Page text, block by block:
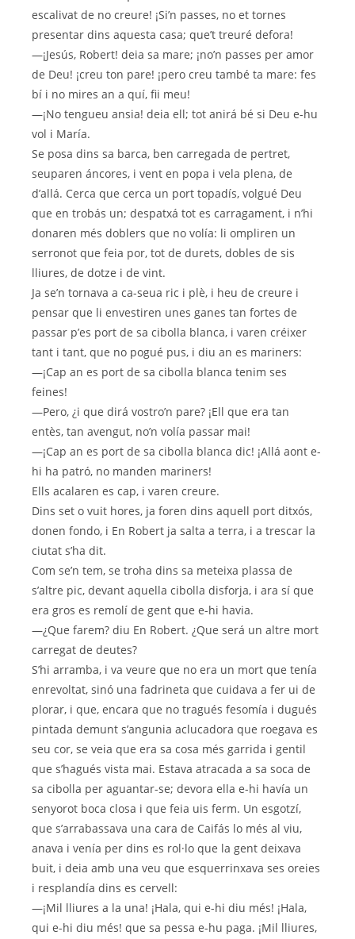
escalivat de no creure! ¡Si’n passes, no et tornes
presentar dins aquesta casa; que’t treuré defora!
—¡Jesús, Robert! deia sa mare; ¡no’n passes per amor
de Deu! ¡creu ton pare! ¡pero creu també ta mare: fes
bí i no mires an a quí, fii meu!
—¡No tengueu ansia! deia ell; tot anirá bé si Deu e-hu
vol i María.
Se posa dins sa barca, ben carregada de pertret,
seuparen áncores, i vent en popa i vela plena, de
d’allá. Cerca que cerca un port topadís, volgué Deu
que en trobás un; despatxá tot es carragament, i n’hi
donaren més doblers que no volía: li ompliren un
serronot que feia por, tot de durets, dobles de sis
lliures, de dotze i de vint.
Ja se’n tornava a ca-seua ric i plè, i heu de creure i
pensar que li envestiren unes ganes tan fortes de
passar p’es port de sa cibolla blanca, i varen créixer
tant i tant, que no pogué pus, i diu an es mariners:
—¡Cap an es port de sa cibolla blanca tenim ses
feines!
—Pero, ¿i que dirá vostro’n pare? ¡Ell que era tan
entès, tan avengut, no’n volía passar mai!
—¡Cap an es port de sa cibolla blanca dic! ¡Allá aont e-
hi ha patró, no manden mariners!
Ells acalaren es cap, i varen creure.
Dins set o vuit hores, ja foren dins aquell port ditxós,
donen fondo, i En Robert ja salta a terra, i a trescar la
ciutat s’ha dit.
Com se’n tem, se troha dins sa meteixa plassa de
s’altre pic, devant aquella cibolla disforja, i ara sí que
era gros es remolí de gent que e-hi havia.
—¿Que farem? diu En Robert. ¿Que será un altre mort
carregat de deutes?
S’hi arramba, i va veure que no era un mort que tenía
enrevoltat, sinó una fadrineta que cuidava a fer ui de
plorar, i que, encara que no tragués fesomía i dugués
pintada demunt s’angunia aclucadora que roegava es
seu cor, se veia que era sa cosa més garrida i gentil
que s’hagués vista mai. Estava atracada a sa soca de
sa cibolla per aguantar-se; devora ella e-hi havía un
senyorot boca closa i que feia uis ferm. Un esgotzí,
que s’arrabassava una cara de Caifás lo més al viu,
anava i venía per dins es rol·lo que la gent deixava
buit, i deia amb una veu que esquerrinxava ses oreies
i resplandía dins es cervell:
—¡Mil lliures a la una! ¡Hala, qui e-hi diu més! ¡Hala,
qui e-hi diu més! que sa pessa e-hu paga. ¡Mil lliures,